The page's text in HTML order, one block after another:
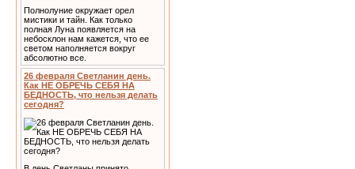
Полнолуние окружает орел
мистики и тайн. Как только
полная Луна появляется на
небосклон нам кажется, что ее
светом наполняется вокруг
абсолютно все.
26 февраля Светланин день.
Как НЕ ОБРЕЧЬ СЕБЯ НА
БЕДНОСТЬ, что нельзя делать
сегодня?